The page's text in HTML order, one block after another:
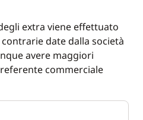
extra viene effettuato
date dalla società
avere maggiori
commerciale